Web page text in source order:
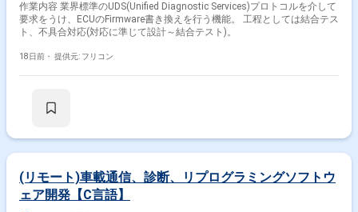
作業内容 業界標準のUDS(Unified Diagnostic Services)プロトコルを介して
要求をうけ、ECUのFirmware書き換えを行う機能。 工程としては結合テス
ト、不具合対応(対応に準じて設計～結合テスト)。
18日前・ 提供元: フリコン
(リモート)車載通信、診断、リプログラミングソフトウ
ェア開発【C言語】